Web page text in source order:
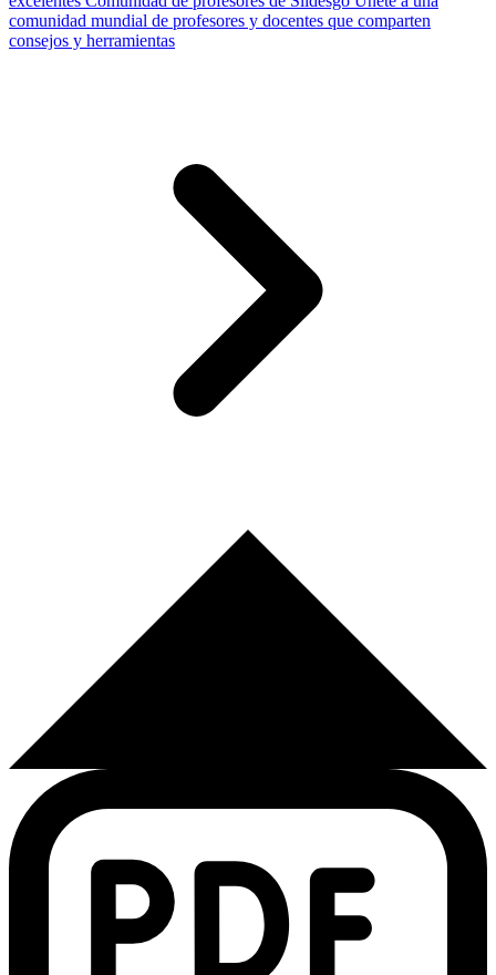
comunidad mundial de profesores y docentes que comparten
consejos y herramientas